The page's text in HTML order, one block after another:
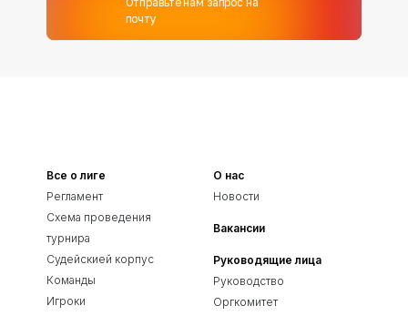
почту
Все о лиге
Регламент
Схема проведения
турнира
Судейскией корпус
Команды
Игроки
О нас
Новости
Вакансии
Руководящие лица
Руководство
Оргкомитет